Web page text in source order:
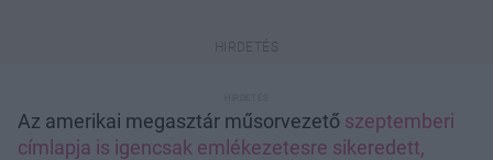
Az amerikai megasztár műsorvezető szeptemberi
címlapja is igencsak emlékezetesre sikeredett,